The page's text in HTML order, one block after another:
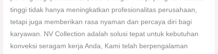
tinggi tidak hanya meningkatkan profesionalitas perusahaan,
tetapi juga memberikan rasa nyaman dan percaya diri bagi
karyawan. NV Collection adalah solusi tepat untuk kebutuhan
konveksi seragam kerja Anda, Kami telah berpengalaman